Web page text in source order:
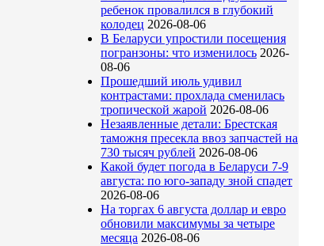
ребенок провалился в глубокий
колодец 2026-08-06
В Беларуси упростили посещения
погранзоны: что изменилось 2026-
08-06
Прошедший июль удивил
контрастами: прохлада сменилась
тропической жарой 2026-08-06
Незаявленные детали: Брестская
таможня пресекла ввоз запчастей на
730 тысяч рублей 2026-08-06
Какой будет погода в Беларуси 7-9
августа: по юго-западу зной спадет
2026-08-06
На торгах 6 августа доллар и евро
обновили максимумы за четыре
месяца 2026-08-06